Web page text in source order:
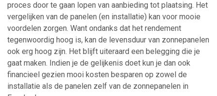
proces door te gaan lopen van aanbieding tot plaatsing. Het
vergelijken van de panelen (en installatie) kan voor mooie
voordelen zorgen. Want ondanks dat het rendement
tegenwoordig hoog is, kan de levensduur van zonnepanelen
ook erg hoog zijn. Het blijft uiteraard een belegging die je
gaat maken. Indien je de gelijkenis doet kun je dan ook
financieel gezien mooi kosten besparen op zowel de
installatie als de panelen zelf van de zonnepanelen in